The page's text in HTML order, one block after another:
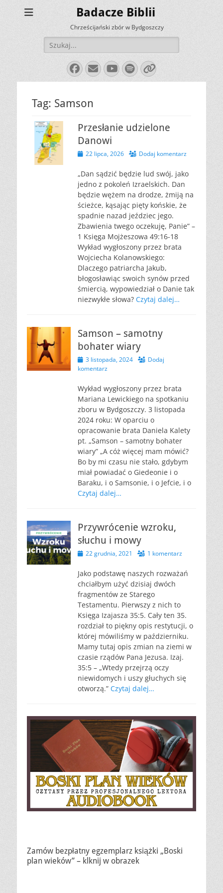
Badacze Biblii
Chrześcijański zbór w Bydgoszczy
Szukaj:
Facebook
E-
mail
YouTube
Spotify
Link
Tag: Samson
Przesłanie udzielone
Danowi
Opublikowano
22 lipca, 2026 Dodaj komentarz
„Dan sądzić będzie lud swój, jako
jedno z pokoleń Izraelskich. Dan
będzie wężem na drodze, żmiją na
ścieżce, kąsając pięty końskie, że
spadnie nazad jeździec jego.
Zbawienia twego oczekuję, Panie” –
1 Księga Mojżeszowa 49:16-18
Wykład wygłoszony przez brata
Wojciecha Kolanowskiego:
Dlaczego patriarcha Jakub,
błogosławiąc swoich synów przed
śmiercią, wypowiedział o Danie tak
niezwykłe słowa? Czytaj dalej…
Samson – samotny
bohater wiary
Opublikowano
3 listopada, 2024
Dodaj
komentarz
Wykład wygłoszony przez brata
Mariana Lewickiego na spotkaniu
zboru w Bydgoszczy. 3 listopada
2024 roku: W oparciu o
opracowanie brata Daniela Kalety
pt. „Samson – samotny bohater
wiary” „A cóż więcej mam mówić?
Bo by mi czasu nie stało, gdybym
miał powiadać o Giedeonie i o
Baraku, i o Samsonie, i o Jefcie, i o
Czytaj dalej…
Przywrócenie wzroku,
słuchu i mowy
Opublikowano
22 grudnia, 2021 1 komentarz
Jako podstawę naszych rozważań
chciałbym użyć dzisiaj dwóch
fragmentów ze Starego
Testamentu. Pierwszy z nich to
Księga Izajasza 35:5. Cały ten 35.
rozdział to piękny opis restytucji, o
której mówiliśmy w październiku.
Mamy tutaj opis zmian na ziemi w
czasie rządów Pana Jezusa. Izaj.
35:5 – „Wtedy przejrzą oczy
niewidomych i uszy głuchych się
otworzą.” Czytaj dalej…
Zamów bezpłatny egzemplarz książki „Boski
plan wieków” – klknij w obrazek